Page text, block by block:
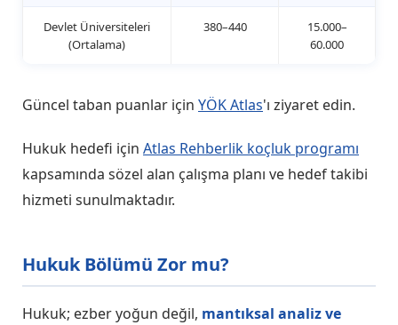
Devlet Üniversiteleri
(Ortalama)
380–440
15.000–
60.000
Güncel taban puanlar için YÖK Atlas'ı ziyaret edin.
Hukuk hedefi için Atlas Rehberlik koçluk programı
kapsamında sözel alan çalışma planı ve hedef takibi
hizmeti sunulmaktadır.
Hukuk Bölümü Zor mu?
Hukuk; ezber yoğun değil, mantıksal analiz ve